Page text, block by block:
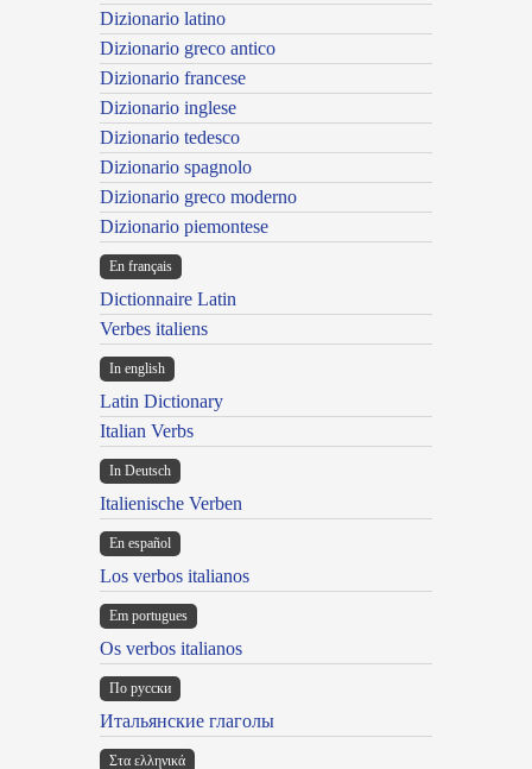
Dizionario latino
Dizionario greco antico
Dizionario francese
Dizionario inglese
Dizionario tedesco
Dizionario spagnolo
Dizionario greco moderno
Dizionario piemontese
En français
Dictionnaire Latin
Verbes italiens
In english
Latin Dictionary
Italian Verbs
In Deutsch
Italienische Verben
En español
Los verbos italianos
Em portugues
Os verbos italianos
По русски
Итальянские глаголы
Στα ελληνικά